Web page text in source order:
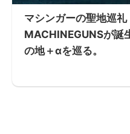
マシンガーの聖地巡礼
MACHINEGUNSが誕
の地＋αを巡る。